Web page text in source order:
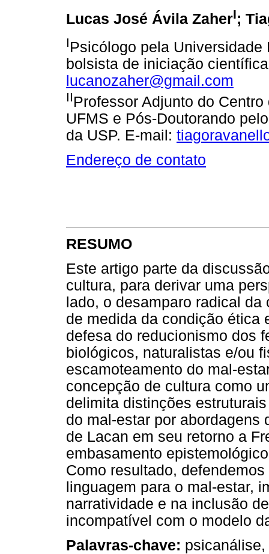
Lucas José Ávila ZaherI;
IPsicólogo pela
bolsista de iniciação
lucanozaher@gmail.com
IIProfessor Adjunto do
UFMS e Pós-Doutorando
da USP. E-mail:
Endereço de contato
RESUMO
Este artigo parte da
cultura, para derivar uma
lado, o desamparo radical
de medida da condição ética
defesa do reducionismo dos
biológicos, naturalistas e/ou
escamoteamento do mal-
concepção de cultura como
delimita distinções
do mal-estar por abordagens
de Lacan em seu retorno a
embasamento
Como resultado,
linguagem para o mal-estar,
narratividade e na inclusão
incompatível com o modelo
Palavras-chave: